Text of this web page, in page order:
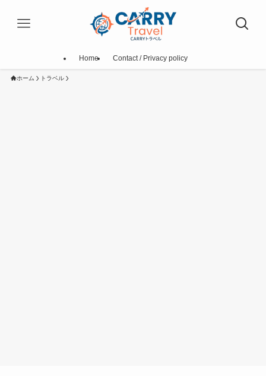
Home Contact / Privacy policy
ホーム トラベル